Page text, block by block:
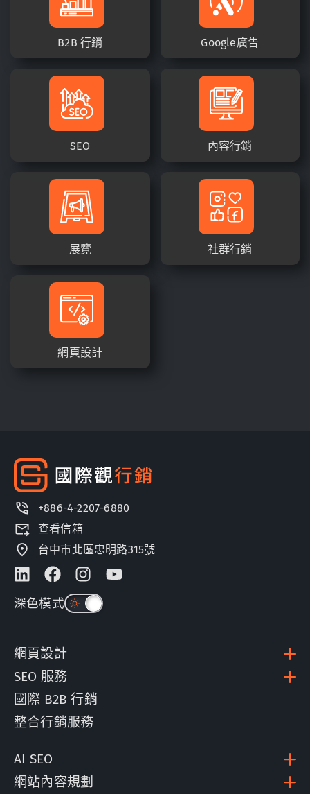
B2B 行銷 Google廣告
SEO 內容行銷
展覽 社群行銷
網頁設計
+886-4-2207-6880
查看信箱
台中市北區忠明路315號
深色模式
網頁設計
SEO 服務
國際 B2B 行銷
整合行銷服務
AI SEO
網站內容規劃